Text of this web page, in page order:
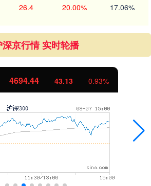
26.4 20.00% 17.06%
深京行情 实时轮播
4694.44 43.13 0.93%